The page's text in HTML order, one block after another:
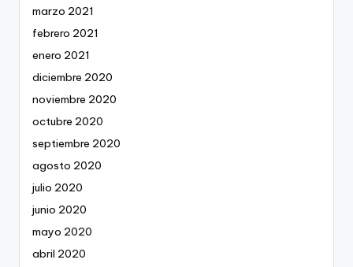
marzo 2021
febrero 2021
enero 2021
diciembre 2020
noviembre 2020
octubre 2020
septiembre 2020
agosto 2020
julio 2020
junio 2020
mayo 2020
abril 2020